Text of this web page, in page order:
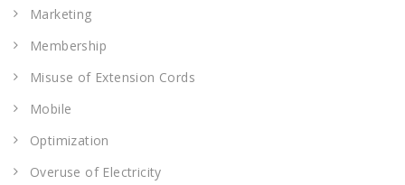
Marketing
Membership
Misuse of Extension Cords
Mobile
Optimization
Overuse of Electricity